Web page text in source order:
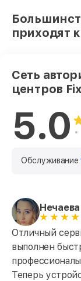
приходят
Сеть
центров
5.0
Обслуживание
Отличный
выполнен
Теперь